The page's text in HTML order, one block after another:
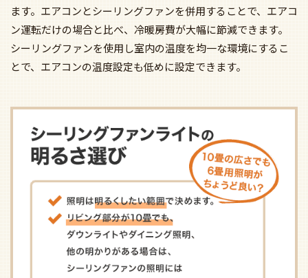
ます。エアコンとシーリングファンを併用することで、エアコ
ン運転だけの場合と比べ、冷暖房費が大幅に節減できます。
シーリングファンを使用し室内の温度を均一な環境にするこ
とで、エアコンの温度設定も低めに設定できます。